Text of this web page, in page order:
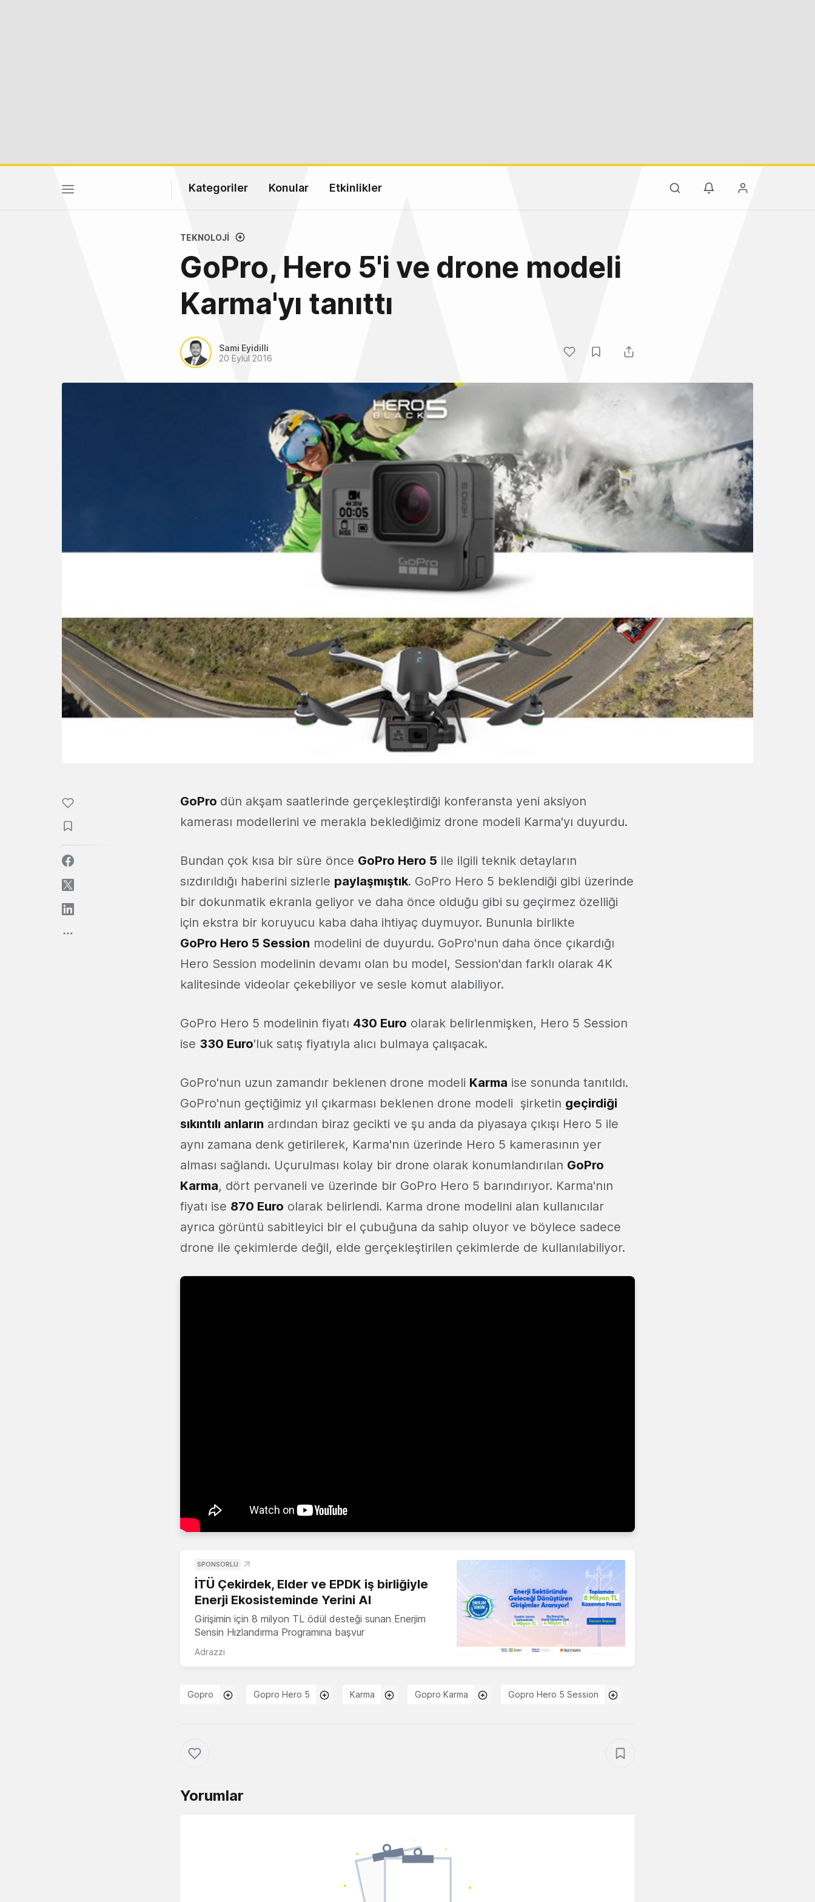
Kategoriler Konular Etkinlikler
TEKNOLOJI
GoPro, Hero 5'i ve drone modeli
Karma'yı tanıttı
Sami Eyidilli
20 Eylül 2016
GoPro dün akşam saatlerinde gerçekleştirdiği konferansta yeni aksiyon
kamerası modellerini ve merakla beklediğimiz drone modeli Karma'yı duyurdu.
Bundan çok kısa bir süre önce GoPro Hero 5 ile ilgili teknik detayların
sızdırıldığı haberini sizlerle paylaşmıştık. GoPro Hero 5 beklendiği gibi üzerinde
bir dokunmatik ekranla geliyor ve daha önce olduğu gibi su geçirmez özelliği
için ekstra bir koruyucu kaba daha ihtiyaç duymuyor. Bununla birlikte
GoPro Hero 5 Session modelini de duyurdu. GoPro'nun daha önce çıkardığı
Hero Session modelinin devamı olan bu model, Session'dan farklı olarak 4K
kalitesinde videolar çekebiliyor ve sesle komut alabiliyor.
GoPro Hero 5 modelinin fiyatı 430 Euro olarak belirlenmişken, Hero 5 Session
ise 330 Euro'luk satış fiyatıyla alıcı bulmaya çalışacak.
GoPro'nun uzun zamandır beklenen drone modeli Karma ise sonunda tanıtıldı.
GoPro'nun geçtiğimiz yıl çıkarması beklenen drone modeli şirketin geçirdiği
sıkıntılı anların ardından biraz gecikti ve şu anda da piyasaya çıkışı Hero 5 ile
aynı zamana denk getirilerek, Karma'nın üzerinde Hero 5 kamerasının yer
alması sağlandı. Uçurulması kolay bir drone olarak konumlandırılan GoPro
Karma, dört pervaneli ve üzerinde bir GoPro Hero 5 barındırıyor. Karma'nın
fiyatı ise 870 Euro olarak belirlendi. Karma drone modelini alan kullanıcılar
ayrıca görüntü sabitleyici bir el çubuğuna da sahip oluyor ve böylece sadece
drone ile çekimlerde değil, elde gerçekleştirilen çekimlerde de kullanılabiliyor.
SPONSORLU
İTÜ Çekirdek, Elder ve EPDK iş birliğiyle
Enerji Ekosisteminde Yerini Al
Girişimin için 8 milyon TL ödül desteği sunan Enerjim
Sensin Hızlandırma Programına başvur
Adrazzi
Gopro Gopro Hero 5 Karma Gopro Karma Gopro Hero 5 Session
Yorumlar